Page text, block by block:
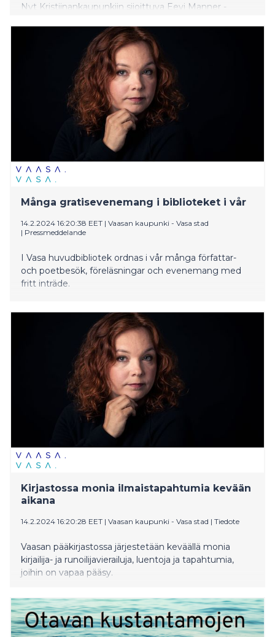
Nyt Kristiinankaupunkiin sijoittuva Eevi Manner -
addiktioita kuvaavalla romaanilla Yksin.
Många gratisevenemang i biblioteket i vår
14.2.2024 16:20:38 EET | Vaasan kaupunki - Vasa stad
| Pressmeddelande
I Vasa huvudbibliotek ordnas i vår många författar-
och poetbesök, föreläsningar och evenemang med
fritt inträde.
Kirjastossa monia ilmaistapahtumia kevään
aikana
14.2.2024 16:20:28 EET | Vaasan kaupunki - Vasa stad | Tiedote
Vaasan pääkirjastossa järjestetään keväällä monia
kirjailija- ja runoilijavierailuja, luentoja ja tapahtumia,
joihin on vapaa pääsy.